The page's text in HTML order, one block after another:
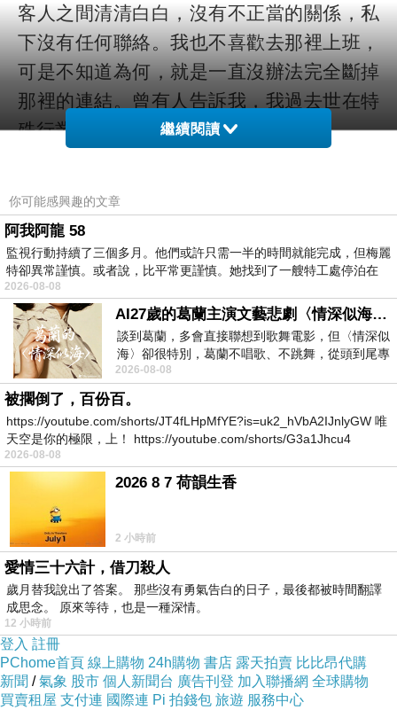
客人之間清清白白，沒有不正當的關係，私
下沒有任何聯絡。我也不喜歡去那裡上班，
可是不知道為何，就是一直沒辦法完全斷掉
那裡的連結。曾有人告訴我，我過去世在特
殊行業待過，所以本世因果相循。」
因為累世邪淫業力和在特殊行業工作的影響
甚大，故我建議她：「本世遇到牟尼精舍，
妳要好好把握修行的機緣，走回正道，把累
世在特殊行業的業力和邪淫業力消除，這樣
以後妳就清清白白，才會發展正常的男女關
係。我認識一個人跟妳遭遇雷同，對方擔心
客人會因為喜歡她而造成家庭紛爭，使他人
家庭破碎；也擔心自己賣酒會害別人喝酒誤
事，若是嚴重到發生事故，她會很愧疚。如
果妳擔心，不如別再去這種地方兼差，因為
那是很複雜的地方。即使妳本身清清白白，
但是聲色場所問題很多。找個正當的職業，
好好工作，錢少一點沒關係，至少心安理
得，賺的錢是正當的錢，心裡也會比較踏
實。」
女子說：「我長期有捐款布施的習慣，喜歡
繼續閱讀
你可能感興趣的文章
阿我阿龍 58
監視行動持續了三個多月。他們或許只需一半的時間就能完成，但梅麗
特卻異常謹慎。或者說，比平常更謹慎。她找到了一艘特工處停泊在
2026-08-08
AI27歲的葛蘭主演文藝悲劇〈情深似海〉 #戀上老電影 #葛蘭 #粟子
談到葛蘭，多會直接聯想到歌舞電影，但〈情深似
海〉卻很特別，葛蘭不唱歌、不跳舞，從頭到尾專
心演戲。拍攝期間，經常工作超過12個鐘
2026-08-08
被擱倒了，百份百。
https://youtube.com/shorts/JT4fLHpMfYE?is=uk2_hVbA2IJnlyGW 唯
天空是你的極限，上！ https://youtube.com/shorts/G3a1Jhcu4
2026-08-08
2026 8 7 荷韻生香
2 小時前
愛情三十六計，借刀殺人
歲月替我說出了答案。 那些沒有勇氣告白的日子，最後都被時間翻譯
成思念。 原來等待，也是一種深情。
12 小時前
登入 註冊
PChome首頁 線上購物 24h購物 書店 露天拍賣 比比昂代購
新聞 /氣象 股市 個人新聞台 廣告刊登 加入聯播網 全球購物
買賣租屋 支付連 國際連 Pi 拍錢包 旅遊 服務中心